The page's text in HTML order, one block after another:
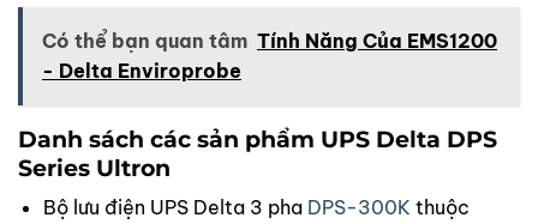
Có thể bạn quan tâm Tính Năng Của EMS1200
- Delta Enviroprobe
Danh sách các sản phẩm UPS Delta DPS
Series Ultron
Bộ lưu điện UPS Delta 3 pha DPS-300K thuộc